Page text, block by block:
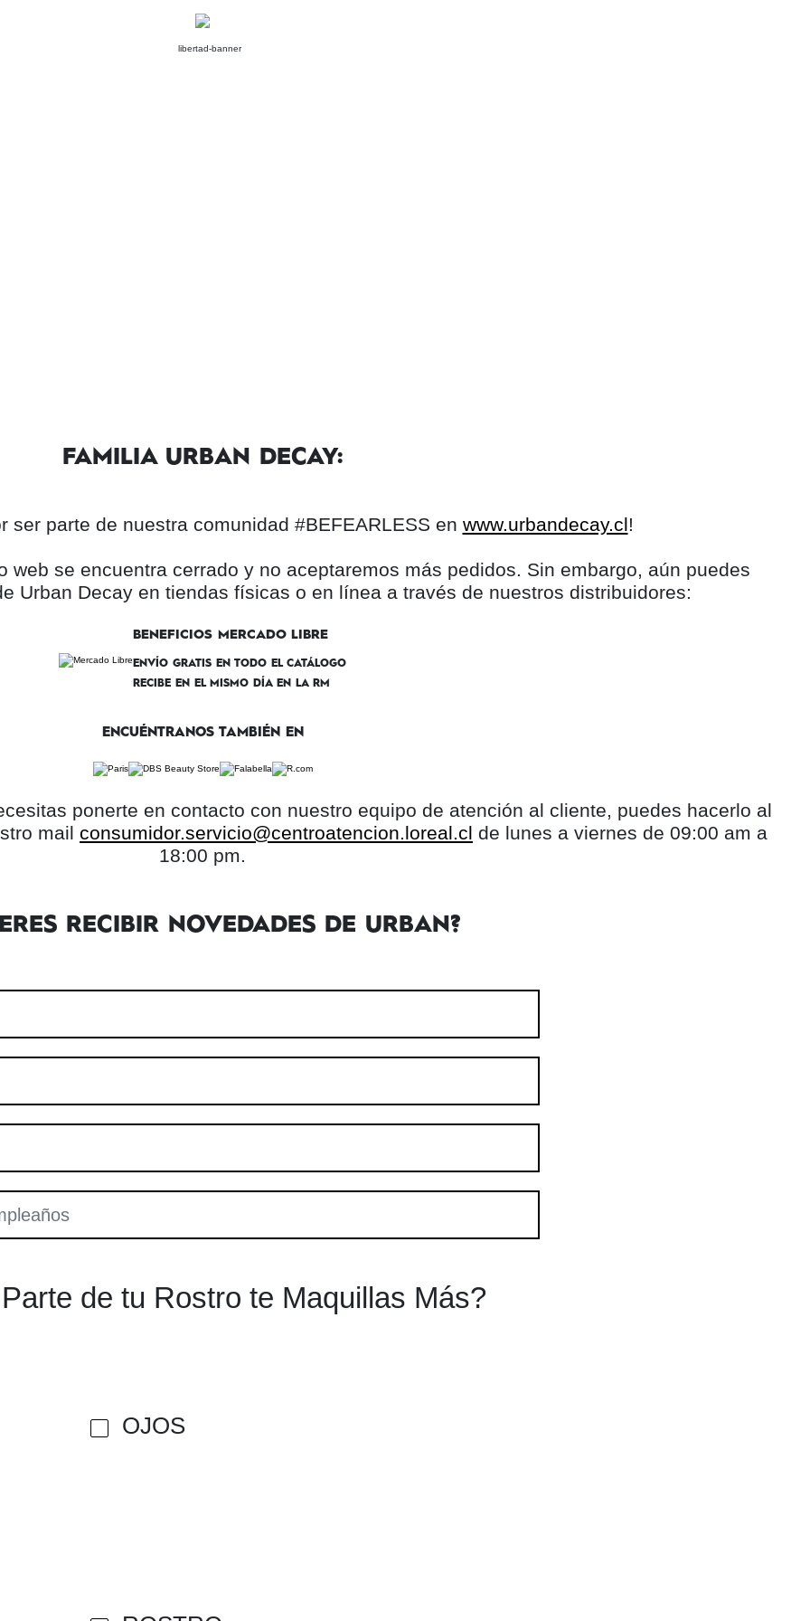
FAMILIA URBAN DECAY:
ser parte de nuestra comunidad #BEFEARLESS en www.urbandecay.cl!
web se encuentra cerrado y no aceptaremos más pedidos. Sin embargo, aún puedes
Urban Decay en tiendas físicas o en línea a través de nuestros distribuidores:
BENEFICIOS MERCADO LIBRE
ENVÍO GRATIS EN TODO EL CATÁLOGO
RECIBE EN EL MISMO DÍA EN LA RM
ENCUÉNTRANOS TAMBIÉN EN
ponerte en contacto con nuestro equipo de atención al cliente, puedes hacerlo al
mail consumidor.servicio@centroatencion.loreal.cl de lunes a viernes de 09:00 am a
18:00 pm.
RECIBIR NOVEDADES DE URBAN?
de tu Rostro te Maquillas Más?
OJOS